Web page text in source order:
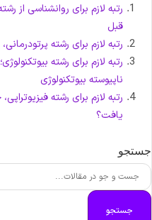
رتبه لازم برای روانشناسی از
قبل
رتبه لازم برای رشته
رتبه لازم برای رشته
ناپیوسته بیوتکنولوژی
رتبه لازم برای رشته
یافت؟
جستجو